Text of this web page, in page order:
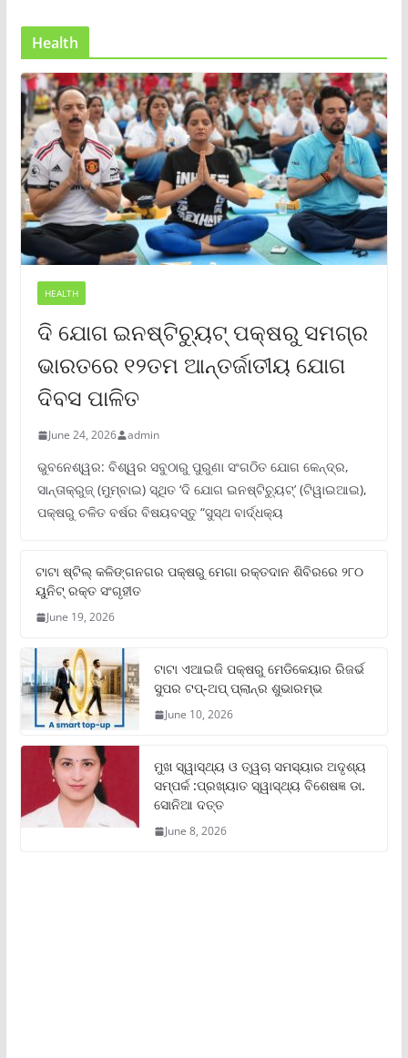
Health
HEALTH
ଦି ଯୋଗ ଇନଷ୍ଟିଚ୍ୟୁଟ୍ ପକ୍ଷରୁ ସମଗ୍ର
ଭାରତରେ ୧୨ତମ ଆନ୍ତର୍ଜାତୀୟ ଯୋଗ
ଦିବସ ପାଳିତ
June 24, 2026 admin
ଭୁବନେଶ୍ୱର: ବିଶ୍ୱର ସବୁଠାରୁ ପୁରୁଣା ସଂଗଠିତ ଯୋଗ କେନ୍ଦ୍ର,
ସାନ୍ତାକ୍ରୁଜ୍ (ମୁମ୍ବାଇ) ସ୍ଥିତ ‘ଦି ଯୋଗ ଇନଷ୍ଟିଚ୍ୟୁଟ୍‌’ (ଟିୱାଇଆଇ),
ପକ୍ଷରୁ ଚଳିତ ବର୍ଷର ବିଷୟବସ୍ତୁ “ସୁସ୍ଥ ବାର୍ଦ୍ଧକ୍ୟ
ଟାଟା ଷ୍ଟିଲ୍‌ କଳିଙ୍ଗନଗର ପକ୍ଷରୁ ମେଗା ରକ୍ତଦାନ ଶିବିରରେ ୨୮୦
ୟୁନିଟ୍‌ ରକ୍ତ ସଂଗୃହୀତ
June 19, 2026
ଟାଟା ଏଆଇଜି ପକ୍ଷରୁ ମେଡିକେୟାର ରିଜର୍ଭ
ସୁପର ଟପ୍‌-ଅପ୍ ପ୍ଲାନ୍‌ର ଶୁଭାରମ୍ଭ
June 10, 2026
ମୁଖ ସ୍ୱାସ୍ଥ୍ୟ ଓ ତ୍ୱଚା ସମସ୍ୟାର ଅଦୃଶ୍ୟ
ସମ୍ପର୍କ :ପ୍ରଖ୍ୟାତ ସ୍ୱାସ୍ଥ୍ୟ ବିଶେଷଜ୍ଞ ଡା.
ସୋନିଆ ଦତ୍ତ
June 8, 2026